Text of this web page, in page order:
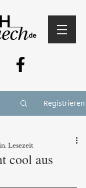
Registrieren
cool aus
Lesezeit